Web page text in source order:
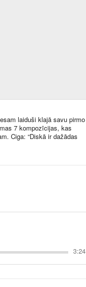
laiduši klajā savu pirmo
7 kompozīcijas, kas
Ciga: “Diskā ir dažādas
3:24